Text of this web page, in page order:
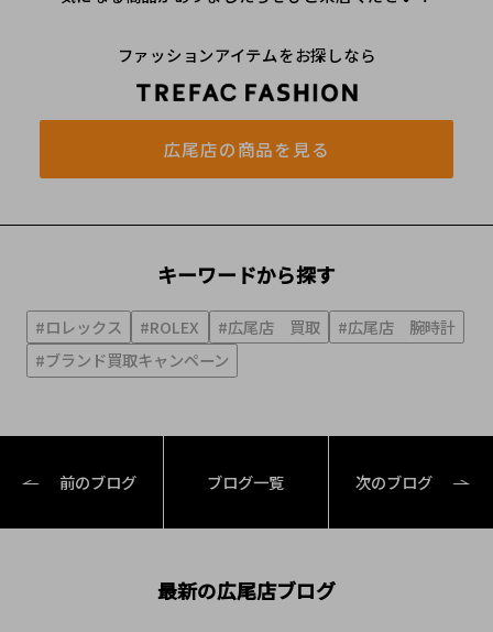
ファッションアイテムをお探しなら
広尾店の商品を見る
キーワードから探す
#ロレックス #ROLEX #広尾店 買取
#広尾店 腕時計
#ブランド買取キャンペーン
前のブログ ブログ一覧 次のブログ
最新の広尾店ブログ